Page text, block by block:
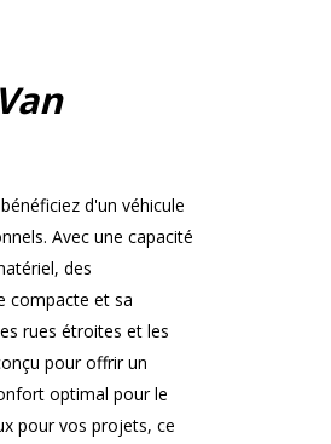
d'un véhicule
Avec une capacité
des
compacte et sa
rues étroites et les
pour offrir un
optimal pour le
pour vos projets, ce